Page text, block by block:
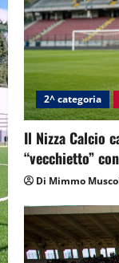
2^ categoria
Il Nizza Calcio
“vecchietto”
Di Mimmo